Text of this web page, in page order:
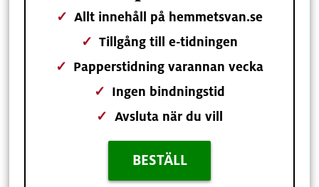
✓ Allt innehåll på hemmetsvan.se
✓ Tillgång till e-tidningen
✓ Papperstidning varannan vecka
✓ Ingen bindningstid
✓ Avsluta när du vill
BESTÄLL